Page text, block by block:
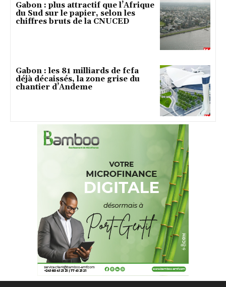
Gabon : plus attractif que l’Afrique
du Sud sur le papier, selon les
chiffres bruts de la CNUCED
Gabon : les 81 milliards de fcfa
déjà décaissés, la zone grise du
chantier d’Andeme